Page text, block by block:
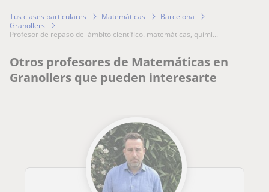
Tus clases particulares Matemáticas
Barcelona
Granollers
profesor de repaso del ámbito científico. matemáticas, quími...
Otros profesores de Matemáticas en
Granollers que pueden interesarte